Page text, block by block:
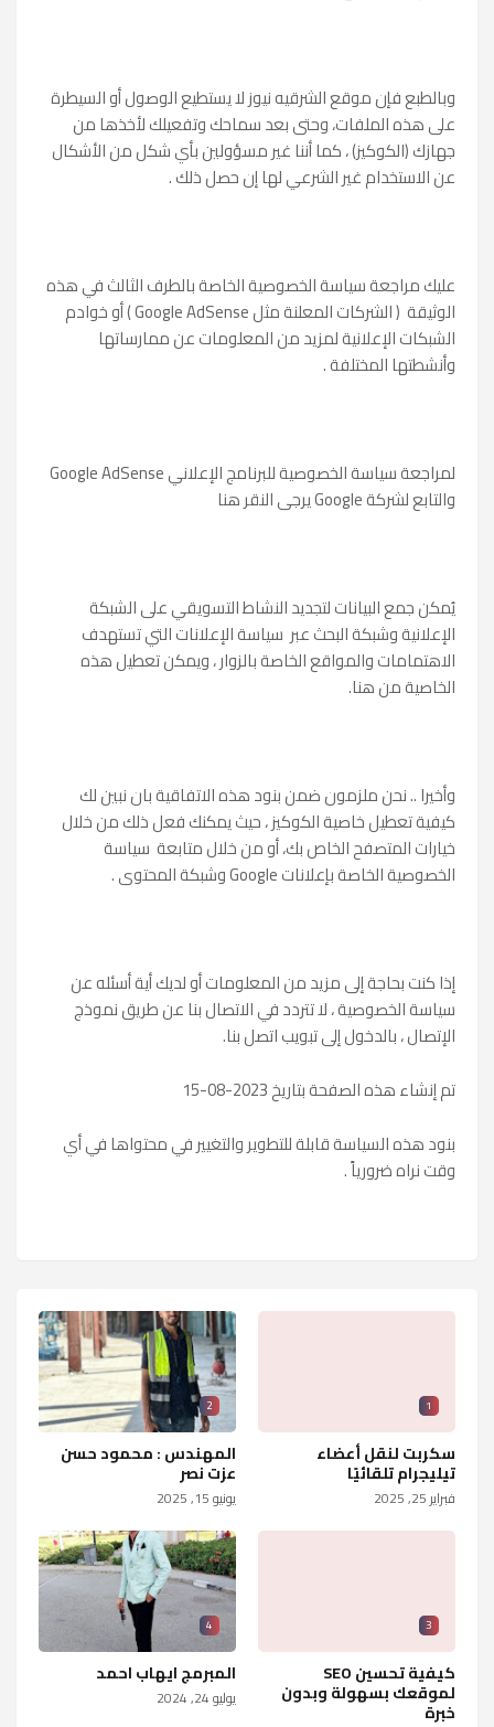
وبالطبع فإن موقع الشرقيه نيوز لا يستطيع الوصول أو السيطرة
على هذه الملفات، وحتى بعد سماحك وتفعيلك لأخذها من
جهازك (الكوكيز) ، كما أننا غير مسؤولين بأي شكل من الأشكال
عن الاستخدام غير الشرعي لها إن حصل ذلك .
عليك مراجعة سياسة الخصوصية الخاصة بالطرف الثالث في هذه
الوثيقة ( الشركات المعلنة مثل Google AdSense ) أو خوادم
الشبكات الإعلانية لمزيد من المعلومات عن ممارساتها
وأنشطتها المختلفة .
لمراجعة سياسة الخصوصية للبرنامج الإعلاني Google AdSense
والتابع لشركة Google يرجى النقر هنا
يُمكن جمع البيانات لتجديد النشاط التسويقي على الشبكة
الإعلانية وشبكة البحث عبر سياسة الإعلانات التي تستهدف
الاهتمامات والمواقع الخاصة بالزوار ، ويمكن تعطيل هذه
الخاصية من هنا.
وأخيرا .. نحن ملزمون ضمن بنود هذه الاتفاقية بان نبين لك
كيفية تعطيل خاصية الكوكيز ، حيث يمكنك فعل ذلك من خلال
خيارات المتصفح الخاص بك، أو من خلال متابعة سياسة
الخصوصية الخاصة بإعلانات Google وشبكة المحتوى .
إذا كنت بحاجة إلى مزيد من المعلومات أو لديك أية أسئله عن
سياسة الخصوصية ، لا تتردد في الاتصال بنا عن طريق نموذج
الإتصال ، بالدخول إلى تبويب اتصل بنا.
تم إنشاء هذه الصفحة بتاريخ 2023-08-15
بنود هذه السياسة قابلة للتطوير والتغيير في محتواها في أي
وقت نراه ضرورياً .
1
سكربت لنقل أعضاء
تيليجرام تلقائيًا
فبراير 25, 2025
2
المهندس : محمود حسن
عزت نصر
يونيو 15, 2025
3
كيفية تحسين SEO
لموقعك بسهولة وبدون
خبرة
4
المبرمج ايهاب احمد
يوليو 24, 2024